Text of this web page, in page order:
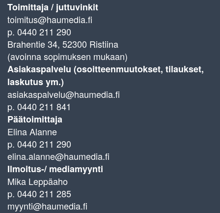
Toimittaja / juttuvinkit
toimitus@haumedia.fi
p. 0440 211 290
Brahentie 34, 52300 Ristiina
(avoinna sopimuksen mukaan)
Asiakaspalvelu (osoitteenmuutokset, tilaukset,
laskutus ym.)
asiakaspalvelu@haumedia.fi
p. 0440 211 841
Päätoimittaja
Elina Alanne
p. 0440 211 290
elina.alanne@haumedia.fi
Ilmoitus-/ mediamyynti
Mika Leppäaho
p. 0440 211 285
myynti@haumedia.fi